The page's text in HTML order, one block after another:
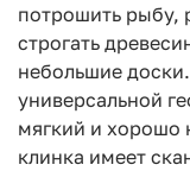
потрошить рыбу,
строгать
небольшие
универсальной
мягкий и хорошо
клинка имеет